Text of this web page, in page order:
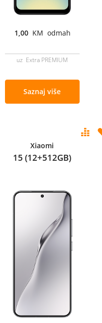
1,00 KM odmah
uz Extra PREMIUM
Saznaj više
Xiaomi
15 (12+512GB)